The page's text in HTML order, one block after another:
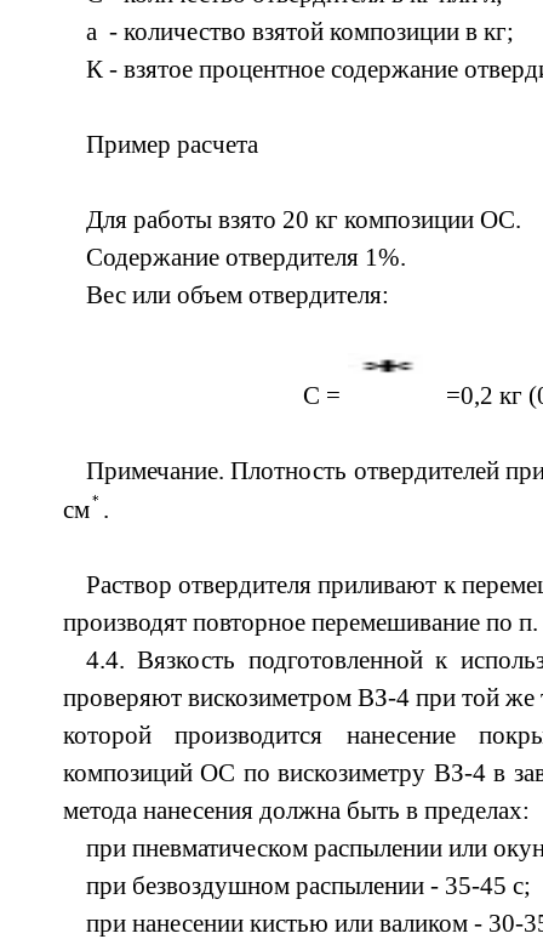
а - количество взятой композиции в кг;
К - взятое процентное содержание
Пример расчета
Для работы взято 20 кг композиции ОС.
Содержание отвердителя 1%.
Вес или объем отвердителя:
С = =0,2 кг
Примечание. Плотность отвердителей
см .
Раствор отвердителя приливают к
производят повторное перемешивание по
4.4. Вязкость подготовленной к
проверяют вискозиметром ВЗ-4 при той же
которой производится нанесение
композиций ОС по вискозиметру ВЗ-4 в
метода нанесения должна быть в пределах:
при пневматическом распылении или
при безвоздушном распылении - 35-45 с;
при нанесении кистью или валиком - 30-